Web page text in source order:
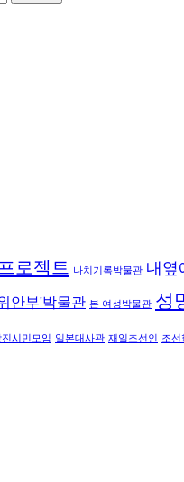
로젝트 나치기록박물관 내옆
안부'박물관 본 여성박물관 성
시민모임 일본대사관 재일조선인 조선